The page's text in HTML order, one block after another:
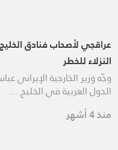
عراقجي لأصحاب فنادق
النزلاء للخطر
وجّه وزير الخارجية
الدول العربية في الخليج …
منذ 4 أشهر